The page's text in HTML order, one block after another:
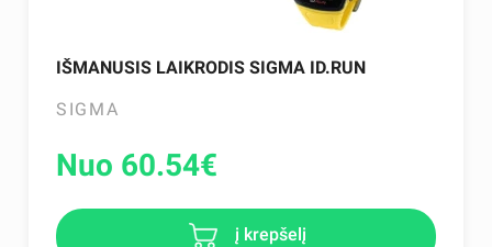
IŠMANUSIS LAIKRODIS SIGMA ID.RUN
SIGMA
Nuo 60.54€
į krepšelį